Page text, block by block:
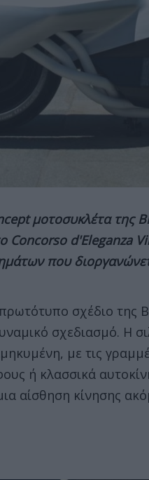
μοτοσυκλέτα της
Concorso d'Eleganza
που
πρωτότυπο σχέδιο
σχεδιασμό. Η
με τις
ή κλασσικά
αίσθηση κίνησης